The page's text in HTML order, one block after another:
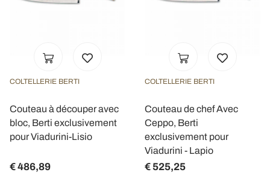
COLTELLERIE BERTI
Couteau à découper avec
bloc, Berti exclusivement
pour Viadurini-Lisio
€ 486,89
COLTELLERIE BERTI
Couteau de chef Avec
Ceppo, Berti
exclusivement pour
Viadurini - Lapio
€ 525,25